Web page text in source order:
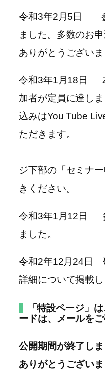
令和3年2月5日 参
ました。多数のお
ありがとうございま
令和3年1月18日
加者が定員に達し
込みはYou Tube
ただきます。
※参加申
ジ下部の「セミナ
きください。
令和3年1月12日
ました。
令和2年12月24日
詳細について掲載し
「特設ページ」
ードは、メールをご
公開期間が終了し
ありがとうございま